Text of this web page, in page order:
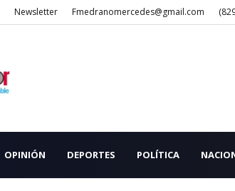
Newsletter Fmedranomercedes@gmail.com
OPINIÓN DEPORTES POLÍTICA